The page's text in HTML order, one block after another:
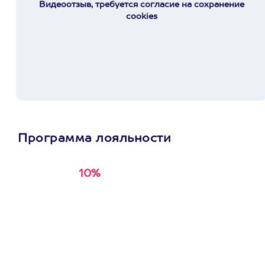
Видеоотзыв, требуется согласие на сохранение
cookies
Программа лояльности
10%